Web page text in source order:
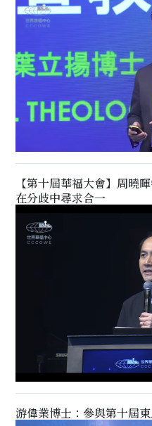
【第十屆華福大會】周曉
在分歧中尋求合一
游偉業博士：參與第十屆